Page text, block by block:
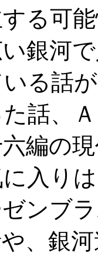
る可
銀河
る話
話、
編の
入り
ンブ
、銀